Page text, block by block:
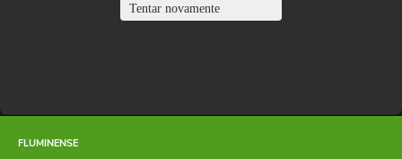
FLUMINENSE